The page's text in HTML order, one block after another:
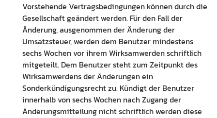
Vorstehende Vertragsbedingungen können durch die
Gesellschaft geändert werden. Für den Fall der
Änderung, ausgenommen der Änderung der
Umsatzsteuer, werden dem Benutzer mindestens
sechs Wochen vor ihrem Wirksamwerden schriftlich
mitgeteilt. Dem Benutzer steht zum Zeitpunkt des
Wirksamwerdens der Änderungen ein
Sonderkündigungsrecht zu. Kündigt der Benutzer
innerhalb von sechs Wochen nach Zugang der
Änderungsmitteilung nicht schriftlich werden diese